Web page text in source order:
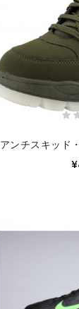
アンチスキッド